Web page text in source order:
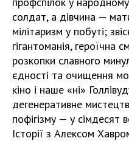
солдат, а дівчина —
мілітаризм у побуті;
гігантоманія, героїчна
розкопки славного
єдності та очищення
кіно і наше «ні»
дегенеративне
пофігізму — у сімдесят
Історії з Алексом